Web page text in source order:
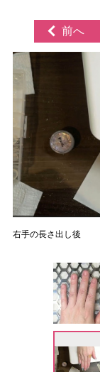
前へ
右手の長さ出し後